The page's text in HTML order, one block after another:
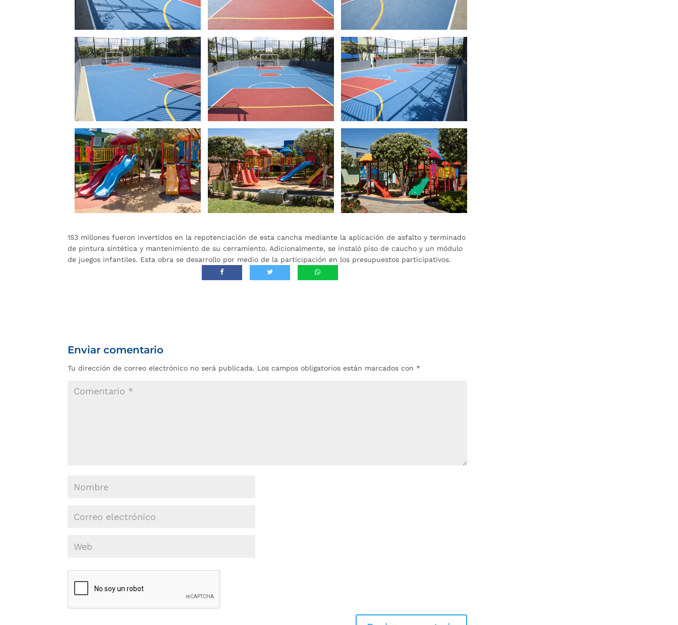
153 millones fueron invertidos en la repotenciación de esta cancha mediante la aplicación de asfalto y terminado
de pintura sintética y mantenimiento de su cerramiento. Adicionalmente, se instaló piso de caucho y un módulo
de juegos infantiles. Esta obra se desarrollo por medio de la participación en los presupuestos participativos.
Enviar comentario
Tu dirección de correo electrónico no será publicada. Los campos obligatorios están marcados con *